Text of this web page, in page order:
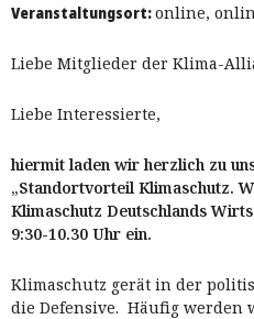
Veranstaltungsort:online,
Liebe Mitglieder der Klima-
Liebe Interessierte,
hiermit laden wir herzlich zu
„Standortvorteil Klimaschutz.
Klimaschutz Deutschlands
9:30-10.30 Uhr ein.
Klimaschutz gerät in der
die Defensive. Häufig werden